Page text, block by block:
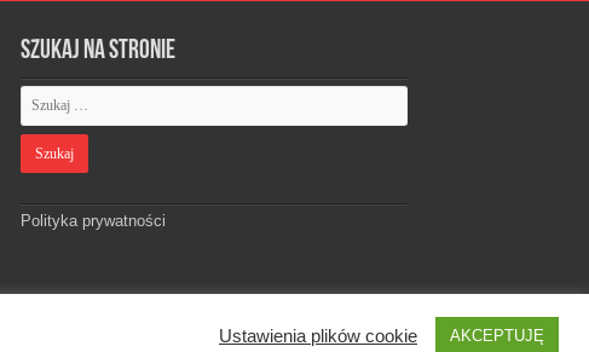
Szukaj na stronie
Polityka prywatności
Designed byWebdawid
Ustawienia plików cookie AKCEPTUJĘ